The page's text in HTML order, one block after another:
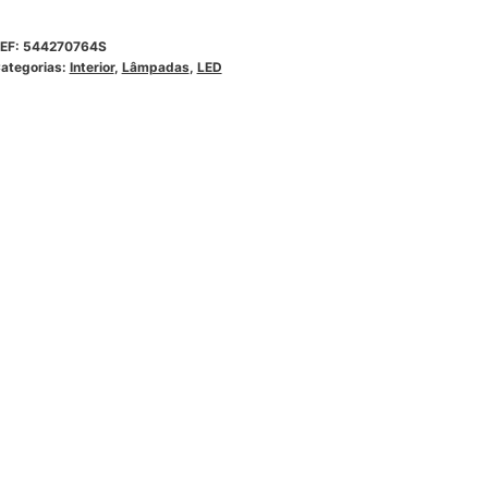
544270764S
Interior, Lâmpadas, LED